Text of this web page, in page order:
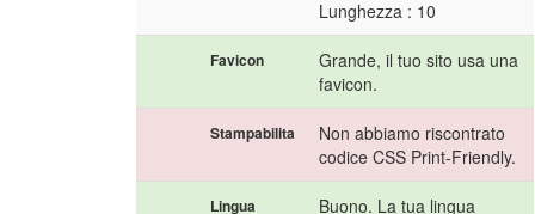
Lunghezza : 10
Favicon
Grande, il tuo sito usa una
favicon.
Stampabilita
Non abbiamo riscontrato
codice CSS Print-Friendly.
Lingua
Buono. La tua lingua